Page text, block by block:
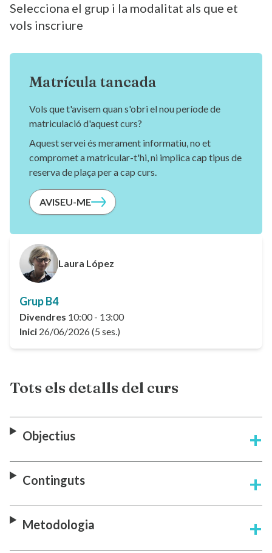
Selecciona el grup i la modalitat als que et
vols inscriure
Matrícula tancada
Vols que t'avisem quan s'obri el nou període de
matriculació d'aquest curs?
Aquest servei és merament informatiu, no et
compromet a matricular-t'hi, ni implica cap tipus de
reserva de plaça per a cap curs.
AVISEU-ME
Grup B4
Divendres 10:00 - 13:00
Inici 26/06/2026 (5 ses.)
Laura López
Tots els detalls del curs
Objectius
Continguts
Metodologia